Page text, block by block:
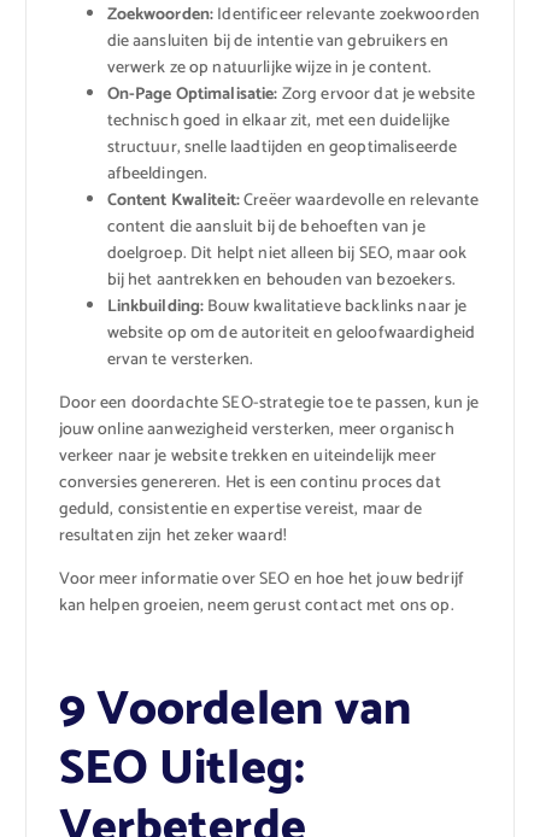
Zoekwoorden:Identificeer relevante zoekwoorden
die aansluiten bij de intentie van gebruikers en
verwerk ze op natuurlijke wijze in je content.
On-Page Optimalisatie:Zorg ervoor dat je website
technisch goed in elkaar zit, met een duidelijke
structuur, snelle laadtijden en geoptimaliseerde
afbeeldingen.
Content Kwaliteit:Creëer waardevolle en relevante
content die aansluit bij de behoeften van je
doelgroep. Dit helpt niet alleen bij SEO, maar ook
bij het aantrekken en behouden van bezoekers.
Linkbuilding:Bouw kwalitatieve backlinks naar je
website op om de autoriteit en geloofwaardigheid
ervan te versterken.
Door een doordachte SEO-strategie toe te passen, kun je
jouw online aanwezigheid versterken, meer organisch
verkeer naar je website trekken en uiteindelijk meer
conversies genereren. Het is een continu proces dat
geduld, consistentie en expertise vereist, maar de
resultaten zijn het zeker waard!
Voor meer informatie over SEO en hoe het jouw bedrijf
kan helpen groeien, neem gerust contact met ons op.
9 Voordelen van
SEO Uitleg: